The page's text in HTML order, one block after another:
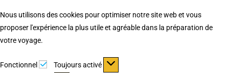
Nous utilisons des cookies pour optimiser notre site web et vous
proposer l'expérience la plus utile et agréable dans la préparation de
votre voyage.
Fonctionnel Fonctionnel
Toujours activé